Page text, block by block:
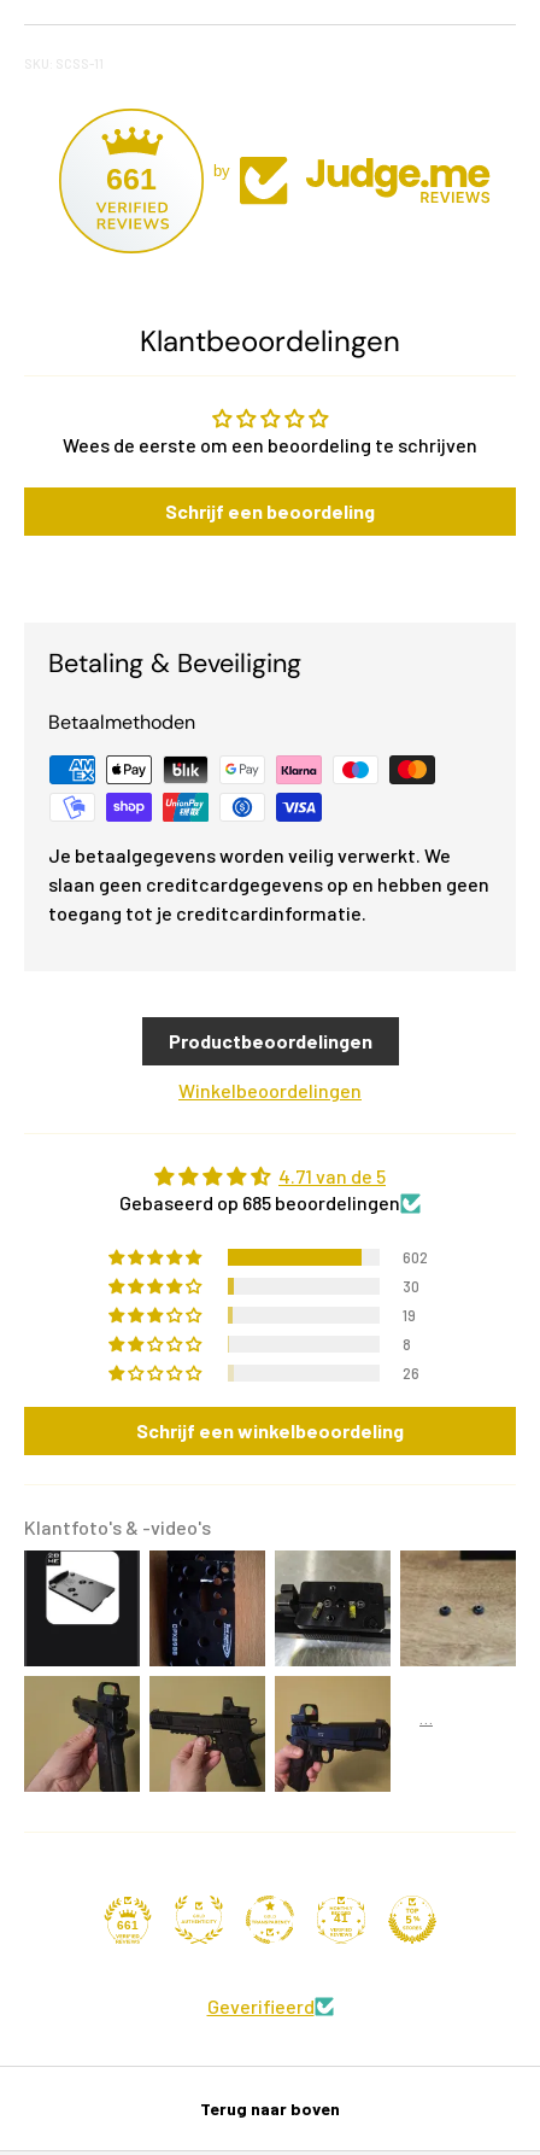
SKU: SCSS-11
661 by
Klantbeoordelingen
Wees de eerste om een beoordeling te schrijven
Schrijf een beoordeling
Betaling & Beveiliging
Betaalmethoden
Je betaalgegevens worden veilig verwerkt. We
slaan geen creditcardgegevens op en hebben geen
toegang tot je creditcardinformatie.
Productbeoordelingen
Winkelbeoordelingen
4.71 van de 5
Gebaseerd op 685 beoordelingen
602
30
19
8
26
Schrijf een winkelbeoordeling
Klantfoto's & -video's
661
41
Geverifieerd
Terug naar boven